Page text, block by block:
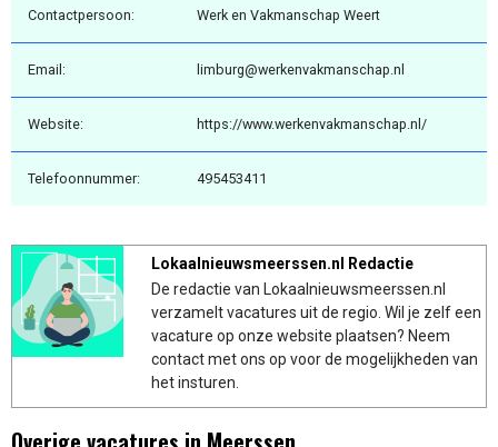
Contactpersoon: Werk en Vakmanschap Weert
Email: limburg@werkenvakmanschap.nl
Website: https://www.werkenvakmanschap.nl/
Telefoonnummer: 495453411
Lokaalnieuwsmeerssen.nl Redactie
De redactie van Lokaalnieuwsmeerssen.nl
verzamelt vacatures uit de regio. Wil je zelf een
vacature op onze website plaatsen? Neem
contact met ons op voor de mogelijkheden van
het insturen.